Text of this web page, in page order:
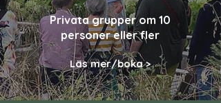
Privata grupper om 10
personer eller fler
Läs mer/boka >